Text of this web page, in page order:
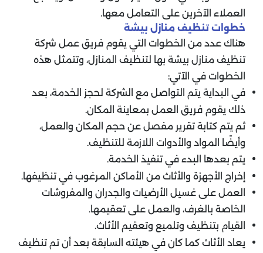
العملاء الآخرين على التعامل معها.
خطوات تنظيف منازل بيشة
هناك عدد من الخطوات التي يقوم فريق عمل شركة
تنظيف منازل بيشة بها لتنظيف المنازل، وتتمثل هذه
الخطوات في الآتي:
في البداية يتم التواصل مع الشركة لحجز الخدمة، بعد
ذلك يقوم فريق العمل بمعاينة المكان.
ثم يتم كتابة تقرير مفصل عن حجم المكان والعمل،
وأيضًا المواد والأدوات اللازمة للتنظيف.
يتم بعدها البدء في تنفيذ الخدمة.
إخراج الأجهزة والأثاث من الأماكن المرغوب في تنظيفها.
العمل على غسيل الأرضيات والجدران والمفروشات
الخاصة بالغرف، والعمل على تعقيمها.
القيام بتنظيف وتلميع وتعقيم الأثاث.
يعاد الأثاث كما كان في هيئته السابقة بعد أن تم تنظيف